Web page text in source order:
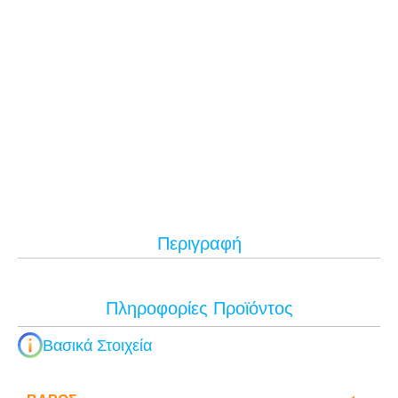
Περιγραφή
Πληροφορίες Προϊόντος
Βασικά Στοιχεία